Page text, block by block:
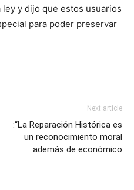
y dijo que estos usuarios
para poder preservar
Next article
:“La Reparación Histórica es
un reconocimiento moral
además de económico